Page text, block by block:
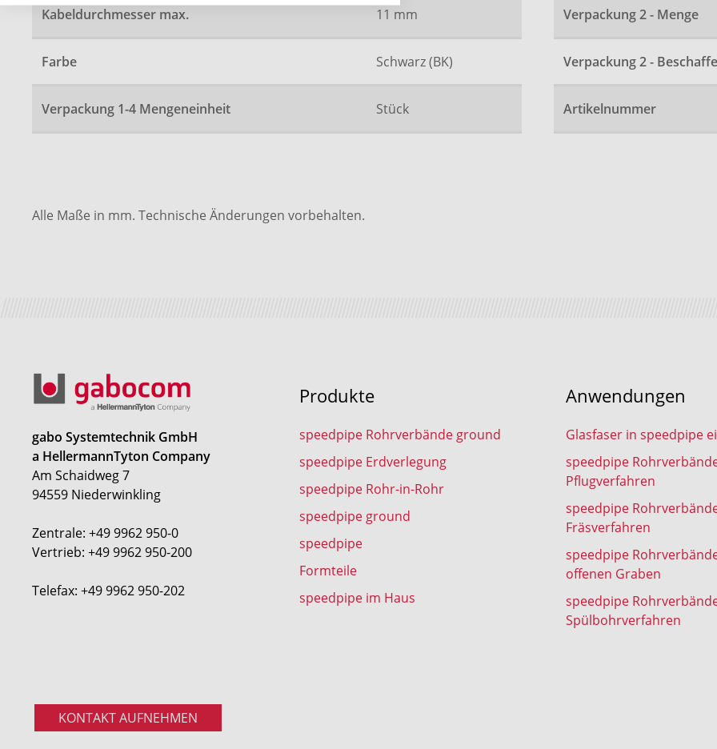
Kabeldurchmesser max. 11 mm
Farbe Schwarz (BK)
Verpackung 1-4 Mengeneinheit Stück
Verpackung 2 - Menge
Verpackung 2 -
Artikelnummer
Alle Maße in mm. Technische Änderungen vorbehalten.
gabo Systemtechnik GmbH
a HellermannTyton Company
Am Schaidweg 7
94559 Niederwinkling
Zentrale: +49 9962 950-0
Vertrieb: +49 9962 950-200
Telefax: +49 9962 950-202
Produkte
speedpipe Rohrverbände ground
speedpipe Erdverlegung
speedpipe Rohr-in-Rohr
speedpipe ground
speedpipe
Formteile
speedpipe im Haus
Anwendungen
Glasfaser in speedpipe
speedpipe
Pflugverfahren
speedpipe
Fräsverfahren
speedpipe
offenen Graben
speedpipe
Spülbohrverfahren
KONTAKT AUFNEHMEN